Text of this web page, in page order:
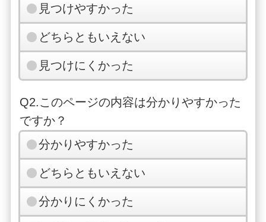
見つけやすかった
どちらともいえない
見つけにくかった
Q2.このページの内容は分かりやすかった
ですか？
分かりやすかった
どちらともいえない
分かりにくかった